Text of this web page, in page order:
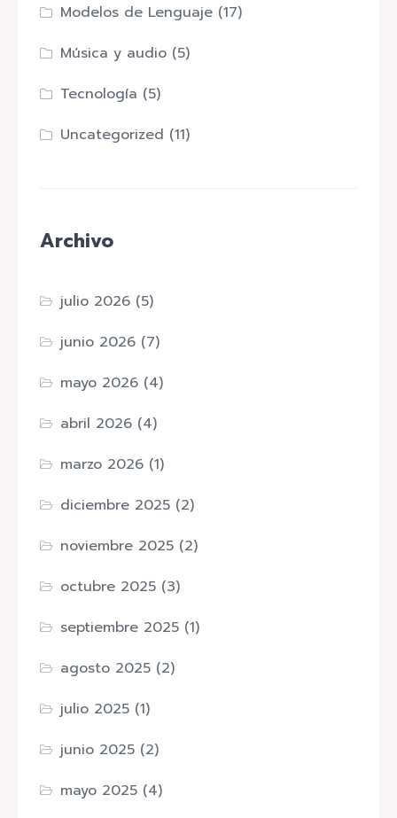
Modelos de Lenguaje (17)
Música y audio (5)
Tecnología (5)
Uncategorized (11)
Archivo
julio 2026 (5)
junio 2026 (7)
mayo 2026 (4)
abril 2026 (4)
marzo 2026 (1)
diciembre 2025 (2)
noviembre 2025 (2)
octubre 2025 (3)
septiembre 2025 (1)
agosto 2025 (2)
julio 2025 (1)
junio 2025 (2)
mayo 2025 (4)